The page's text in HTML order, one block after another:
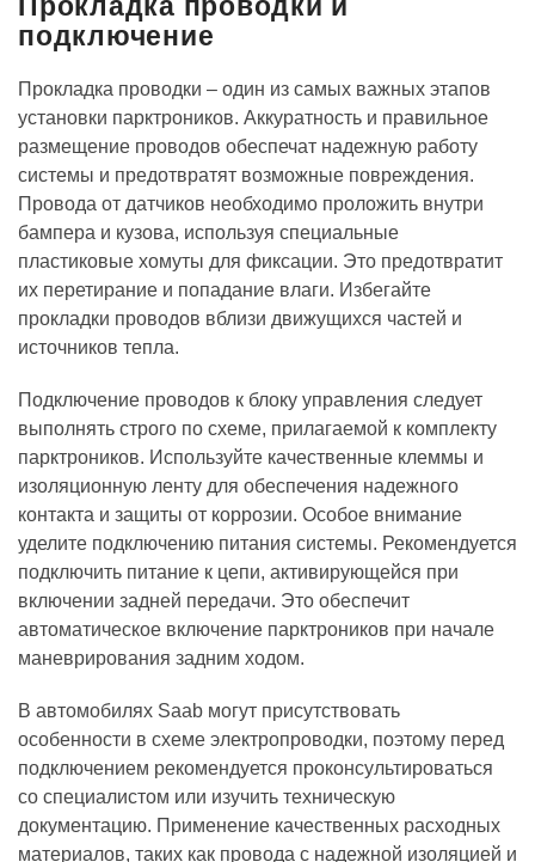
подключение
Прокладка проводки – один из самых важных этапов
установки парктроников. Аккуратность и правильное
размещение проводов обеспечат надежную работу
системы и предотвратят возможные повреждения.
Провода от датчиков необходимо проложить внутри
бампера и кузова, используя специальные
пластиковые хомуты для фиксации. Это предотвратит
их перетирание и попадание влаги. Избегайте
прокладки проводов вблизи движущихся частей и
источников тепла.
Подключение проводов к блоку управления следует
выполнять строго по схеме, прилагаемой к комплекту
парктроников. Используйте качественные клеммы и
изоляционную ленту для обеспечения надежного
контакта и защиты от коррозии. Особое внимание
уделите подключению питания системы. Рекомендуется
подключить питание к цепи, активирующейся при
включении задней передачи. Это обеспечит
автоматическое включение парктроников при начале
маневрирования задним ходом.
В автомобилях Saab могут присутствовать
особенности в схеме электропроводки, поэтому перед
подключением рекомендуется проконсультироваться
со специалистом или изучить техническую
документацию. Применение качественных расходных
материалов, таких как провода с надежной изоляцией и